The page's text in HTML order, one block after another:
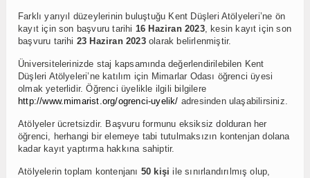
Farklı yarıyıl düzeylerinin buluştuğu Kent Düşleri Atölyeleri’ne ön
kayıt için son başvuru tarihi 16 Haziran 2023, kesin kayıt için son
başvuru tarihi 23 Haziran 2023olarak belirlenmiştir.
Üniversitelerinizde staj kapsamında değerlendirilebilen Kent
Düşleri Atölyeleri’ne katılım için Mimarlar Odası öğrenci üyesi
olmak yeterlidir. Öğrenci üyelikle ilgili bilgilere
http://www.mimarist.org/ogrenci-uyelik/ adresinden ulaşabilirsiniz.
Atölyeler ücretsizdir. Başvuru formunu eksiksiz dolduran her
öğrenci, herhangi bir elemeye tabi tutulmaksızın kontenjan dolana
kadar kayıt yaptırma hakkına sahiptir.
Atölyelerin toplam kontenjanı 50 kişi ile sınırlandırılmış olup,